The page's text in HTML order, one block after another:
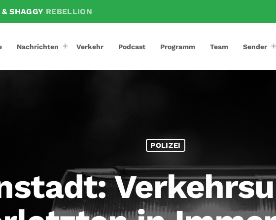
SHAGGY REBELLION
Nachrichten Verkehr Podcast Programm Team Sender
POLIZEI